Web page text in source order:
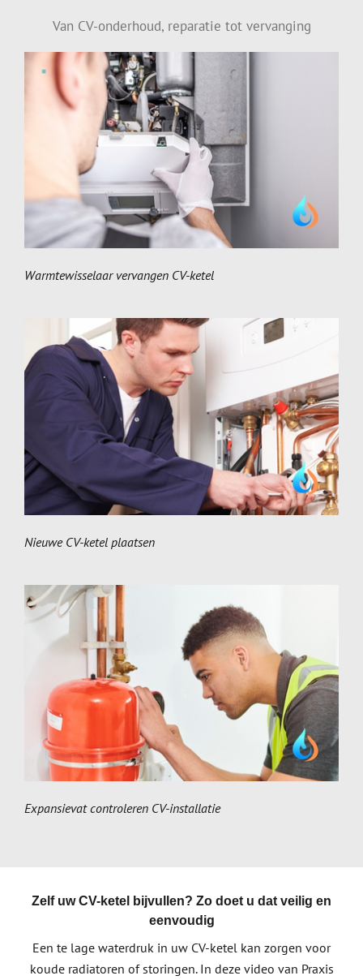
Van CV-onderhoud, reparatie tot vervanging
Warmtewisselaar vervangen CV-ketel
Nieuwe CV-ketel plaatsen
Expansievat controleren CV-installatie
Zelf uw CV-ketel bijvullen? Zo doet u dat veilig en
eenvoudig
Een te lage waterdruk in uw CV-ketel kan zorgen voor
koude radiatoren of storingen. In deze video van Praxis